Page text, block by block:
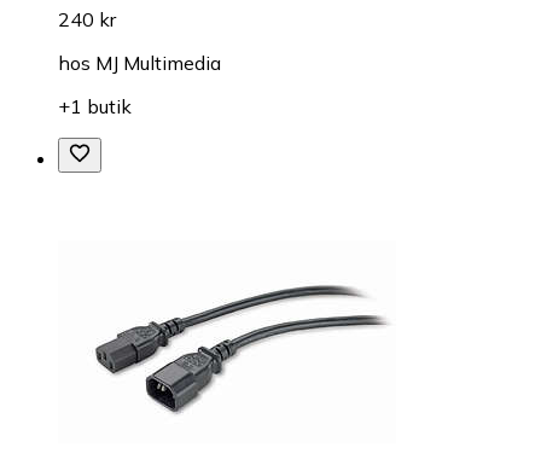
240 kr
hos MJ Multimedia
+1 butik